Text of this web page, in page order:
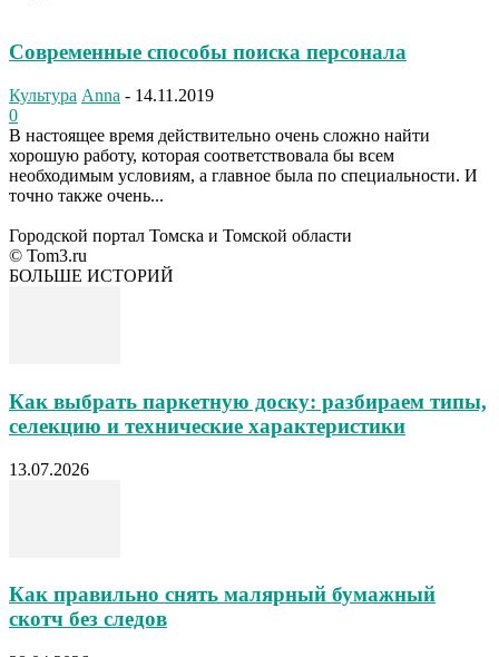
Современные способы поиска персонала
Культура Anna - 14.11.2019
0
В настоящее время действительно очень сложно найти
хорошую работу, которая соответствовала бы всем
необходимым условиям, а главное была по специальности. И
точно также очень...
Городской портал Томска и Томской области
© Tom3.ru
БОЛЬШЕ ИСТОРИЙ
Как выбрать паркетную доску: разбираем типы,
селекцию и технические характеристики
13.07.2026
Как правильно снять малярный бумажный
скотч без следов